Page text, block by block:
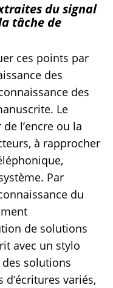
du signal
tâche de
ces points par
des
des
Le
l’encre ou la
à rapprocher
Par
du
de solutions
avec un stylo
solutions
variés,